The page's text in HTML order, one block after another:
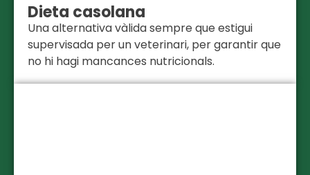
Dieta casolana
Una alternativa vàlida sempre que estigui
supervisada per un veterinari, per garantir que
no hi hagi mancances nutricionals.